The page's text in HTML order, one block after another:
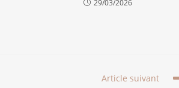
29/03/2026
Article suivant